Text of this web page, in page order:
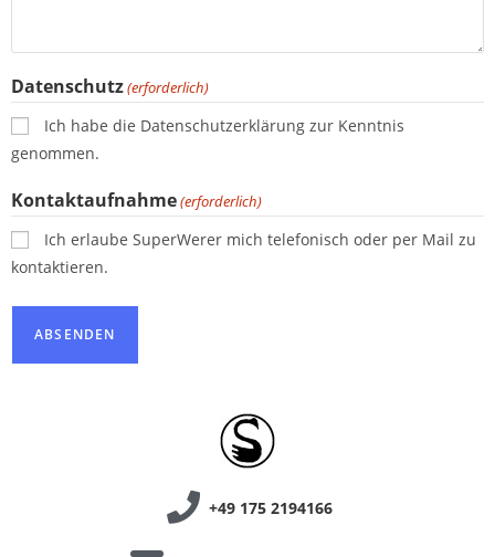
Datenschutz(erforderlich)
Ich habe die Datenschutzerklärung zur Kenntnis
genommen.
Kontaktaufnahme(erforderlich)
Ich erlaube SuperWerer mich telefonisch oder per Mail zu
kontaktieren.
+49 175 2194166